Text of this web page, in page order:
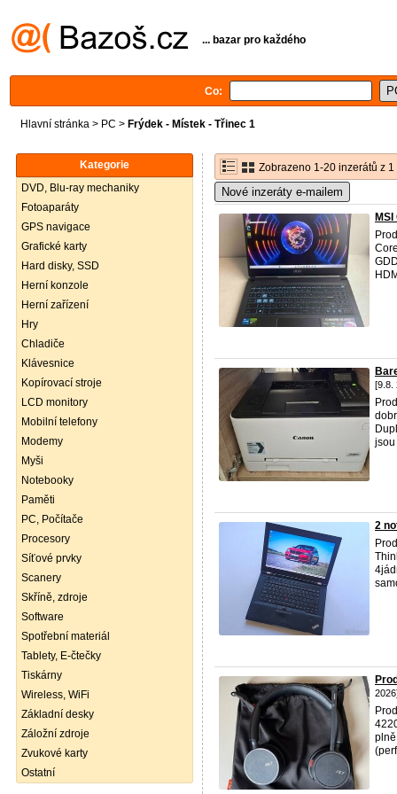
... bazar pro každého
Co:
Hlavní stránka > PC > Frýdek - Místek - Třinec 1
Kategorie
DVD, Blu-ray mechaniky
Fotoaparáty
GPS navigace
Grafické karty
Hard disky, SSD
Herní konzole
Herní zařízení
Hry
Chladiče
Klávesnice
Kopírovací stroje
LCD monitory
Mobilní telefony
Modemy
Myši
Notebooky
Paměti
PC, Počítače
Procesory
Síťové prvky
Scanery
Skříně, zdroje
Software
Spotřební materiál
Tablety, E-čtečky
Tiskárny
Wireless, WiFi
Základní desky
Záložní zdroje
Zvukové karty
Ostatní
Zobrazeno 1-20 inzerátů z 1
Nové inzeráty e-mailem
[9.8.
jsou
2